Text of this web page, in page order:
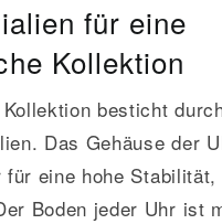
für eine
Kollektion
besticht
Das Gehäuse der
eine hohe
Boden jeder Uhr ist